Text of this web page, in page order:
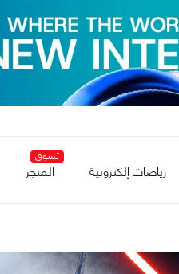
رياضات إلكترونية
تسوق
المتجر